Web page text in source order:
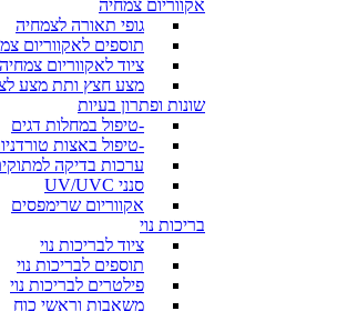
אקווריום צמחיה
גופי תאורה לצמחיה
תוספים לאקווריום
ציוד לאקווריום צמחיה
מצע חצץ ותת מצע
שונות ופתרון בעיות
-טיפול במחלות דגים
-טיפול באצות
ערכות בדיקה
סנני UV/UVC
אקווריום שרימפסים
בריכות נוי
ציוד לבריכות נוי
תוספים לבריכות נוי
פילטרים לבריכות נוי
משאבות וראשי כוח